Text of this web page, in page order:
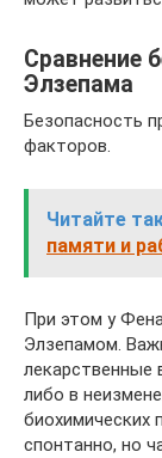
Сравнение
Элзепама
Безопасность
факторов.
Читайте
памяти и
При этом у
Элзепамом.
лекарственные
либо в
биохимических
спонтанно, но